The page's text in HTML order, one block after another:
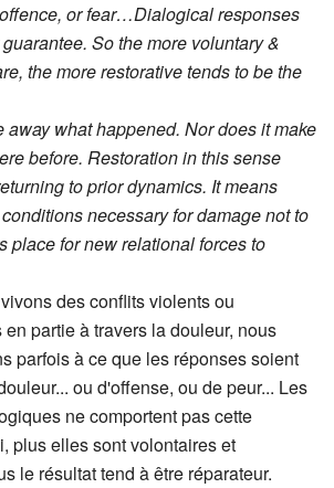
or fear…Dialogical responses
So the more voluntary &
the more restorative tends to be the
away what happened. Nor does it make
before. Restoration in this sense
to prior dynamics. It means
necessary for damage not to
place for new relational forces to
des conflits violents ou
partie à travers la douleur, nous
parfois à ce que les réponses soient
ou d'offense, ou de peur... Les
ne comportent pas cette
plus elles sont volontaires et
le résultat tend à être réparateur.